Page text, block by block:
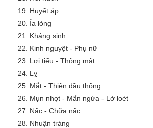
19. Huyết áp
20. Ỉa lỏng
21. Kháng sinh
22. Kinh nguyệt - Phụ nữ
23. Lợi tiểu - Thông mật
24. Lỵ
25. Mắt - Thiên đầu thống
26. Mụn nhọt - Mẩn ngứa - Lở loét
27. Nấc - Chữa nấc
28. Nhuận tràng